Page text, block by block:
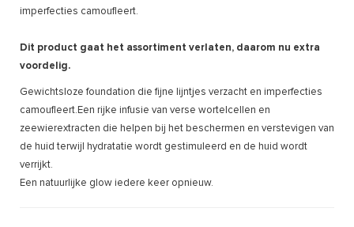
imperfecties camoufleert.
Dit product gaat het assortiment verlaten, daarom nu extra
voordelig.
Gewichtsloze foundation die fijne lijntjes verzacht en imperfecties
camoufleert.Een rijke infusie van verse wortelcellen en
zeewierextracten die helpen bij het beschermen en verstevigen van
de huid terwijl hydratatie wordt gestimuleerd en de huid wordt
verrijkt.
Een natuurlijke glow iedere keer opnieuw.